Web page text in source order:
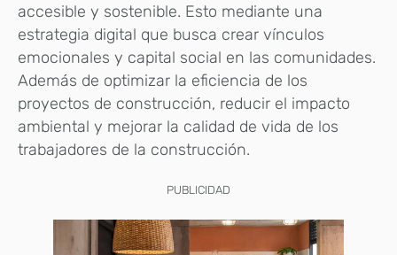
accesible y sostenible. Esto mediante una
estrategia digital que busca crear vínculos
emocionales y capital social en las comunidades.
Además de optimizar la eficiencia de los
proyectos de construcción, reducir el impacto
ambiental y mejorar la calidad de vida de los
trabajadores de la construcción.
PUBLICIDAD